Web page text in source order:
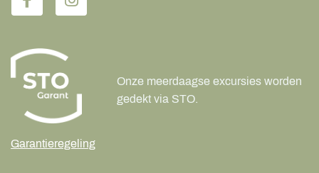
Garantieregeling
Onze meerdaagse excursies worden
gedekt via STO.